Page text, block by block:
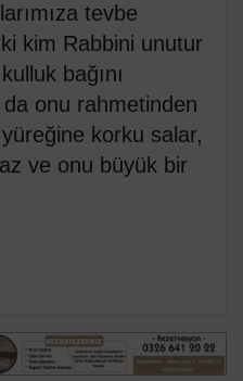
tevbe
kim Rabbini unutur
bağını
da onu rahmetinden
korku salar,
ve onu büyük bir